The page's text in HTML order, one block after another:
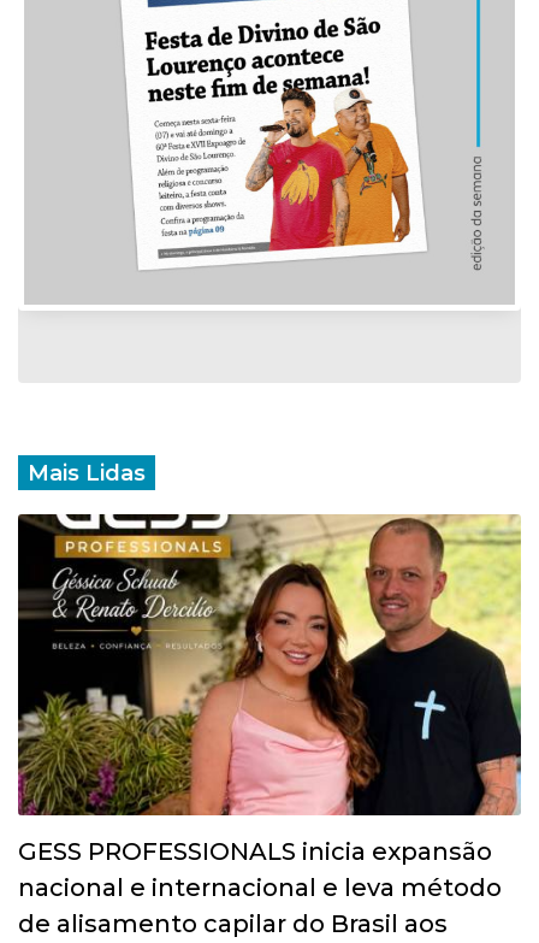
Mais Lidas
GESS PROFESSIONALS inicia expansão
nacional e internacional e leva método
de alisamento capilar do Brasil aos